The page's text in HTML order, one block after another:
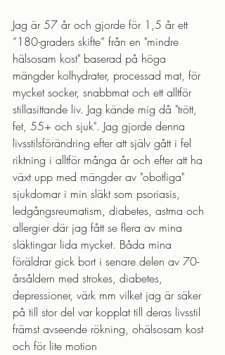
Jag är 57 år och gjorde för 1,5 år ett
”180-graders skifte” från en "mindre
hälsosam kost" baserad på höga
mängder kolhydrater, processad mat, för
mycket socker, snabbmat och ett alltför
stillasittande liv. Jag kände mig då "trött,
fet, 55+ och sjuk". Jag gjorde denna
livsstilsförändring efter att själv gått i fel
riktning i alltför många år och efter att ha
växt upp med mängder av "obotliga"
sjukdomar i min släkt som psoriasis,
ledgångsreumatism, diabetes, astma och
allergier där jag fått se flera av mina
släktingar lida mycket. Båda mina
föräldrar gick bort i senare delen av 70-
årsåldern med strokes, diabetes,
depressioner, värk mm vilket jag är säker
på till stor del var kopplat till deras livsstil
främst avseende rökning, ohälsosam kost
och för lite motion